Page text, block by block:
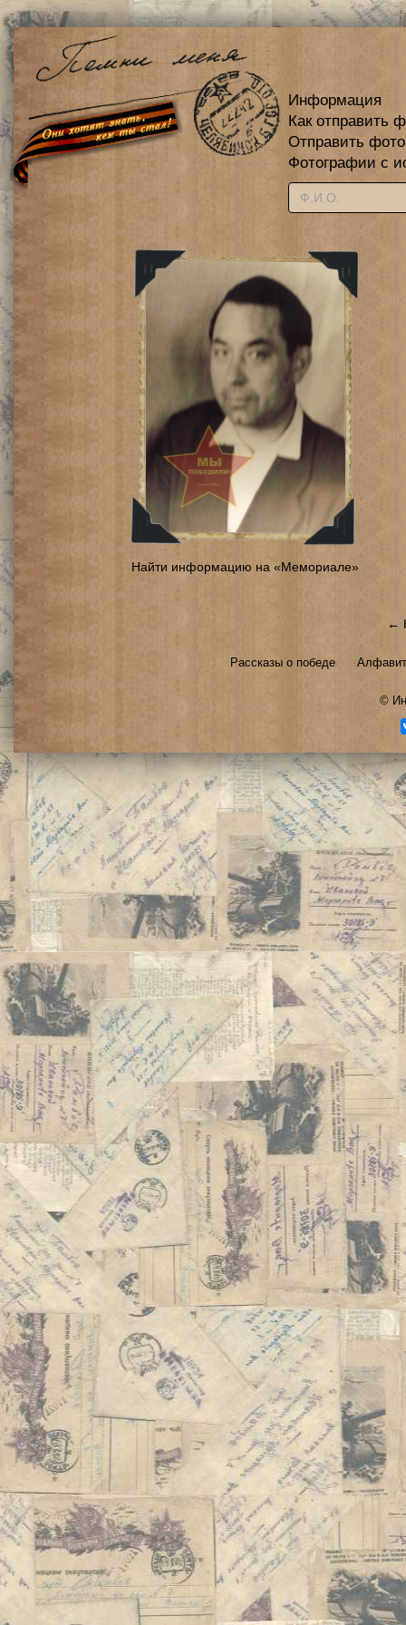
Информация
Как отправить
Отправить
Фотографии с
Найти информацию на «Мемориале»
←
Рассказы о победе
©